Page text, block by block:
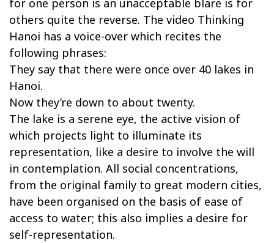
for one person is an unacceptable blare is for
others quite the reverse. The video Thinking
Hanoi has a voice-over which recites the
following phrases:
They say that there were once over 40 lakes in
Hanoi.
Now they’re down to about twenty.
The lake is a serene eye, the active vision of
which projects light to illuminate its
representation, like a desire to involve the will
in contemplation. All social concentrations,
from the original family to great modern cities,
have been organised on the basis of ease of
access to water; this also implies a desire for
self-representation.